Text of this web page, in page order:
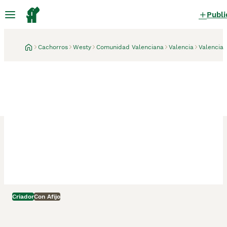
Cachorros Westy Comunidad Valenciana Valencia Valencia
CriadorCon Afijo
3 semanas